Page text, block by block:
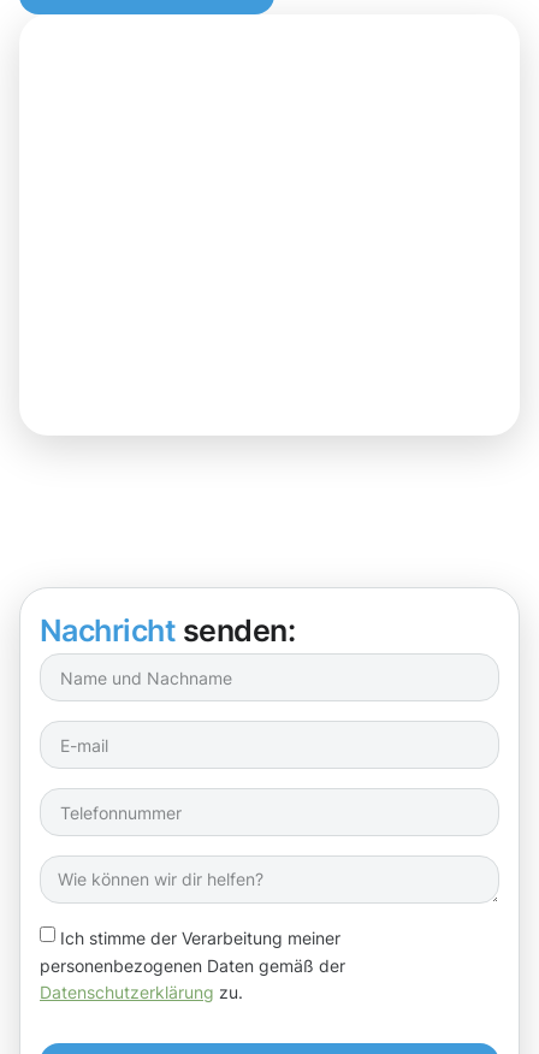
Nachricht senden:
Ich stimme der Verarbeitung meiner
personenbezogenen Daten gemäß der
Datenschutzerklärung zu.